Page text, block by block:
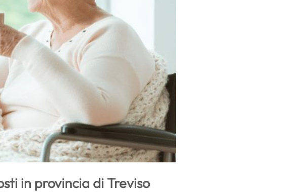
in provincia di Treviso